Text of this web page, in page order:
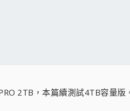
2TB，本篇續測試4TB容量版